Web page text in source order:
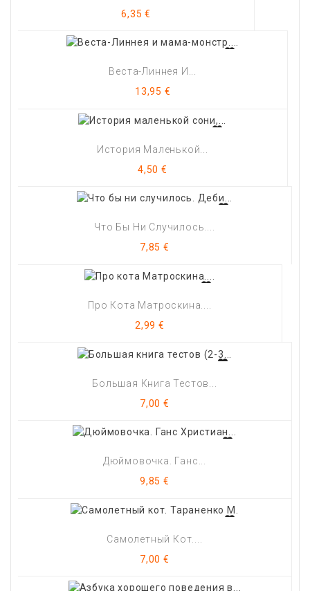
Цена
6,35 €
Веста-Линнея И...
Цена
13,95 €
История Маленькой...
Цена
4,50 €
Что Бы Ни Случилось....
Цена
7,85 €
Про Кота Матроскина....
Цена
2,99 €
Большая Книга Тестов...
Цена
7,00 €
Дюймовочка. Ганс...
Цена
9,85 €
Самолетный Кот....
Цена
7,00 €